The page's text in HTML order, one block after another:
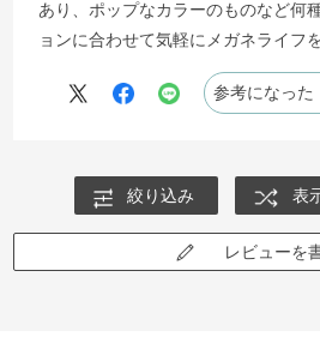
あり、ポップなカラーのものなど何
ョンに合わせて気軽にメガネライフ
参考になった
絞り込み 表
レビューを